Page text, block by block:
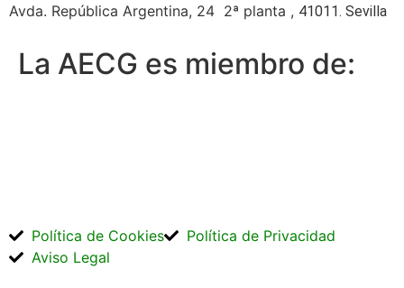
Avda. República Argentina, 24 2ª planta , 41011. Sevilla
La AECG es miembro de:
Política de Cookies
Política de Privacidad
Aviso Legal